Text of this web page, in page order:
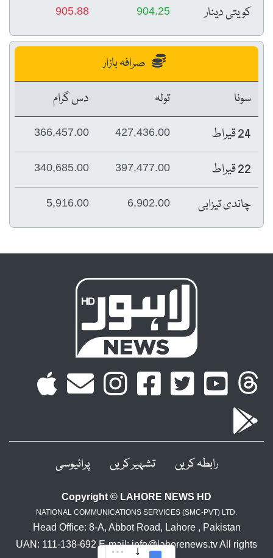
کویتی دینار 904.25
905.88
صرافہ بازار
سونا
تولہ
دس گرام
24 قیراط
427,436.00
366,457.00
22 قیراط 397,477.00
340,685.00
چاندی تیزابی 6,902.00
5,916.00
رابطہ کریں تشہیر کریں پرائیوسی
Copyright © LAHORE NEWS HD
NATIONAL COMMUNICATIONS SERVICES (SMC-PVT) LTD.
Head Office: 8-A, Abbot Road, Lahore , Pakistan
UAN: 111-138-692 E-mail: info@lahorenews.tv All rights